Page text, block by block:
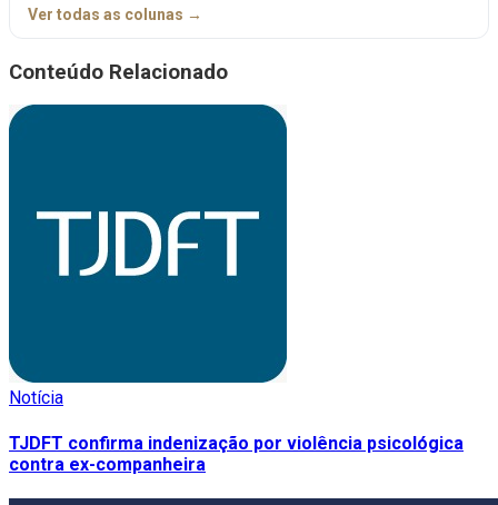
Ver todas as colunas →
Conteúdo Relacionado
Notícia
TJDFT confirma indenização por violência psicológica
contra ex-companheira